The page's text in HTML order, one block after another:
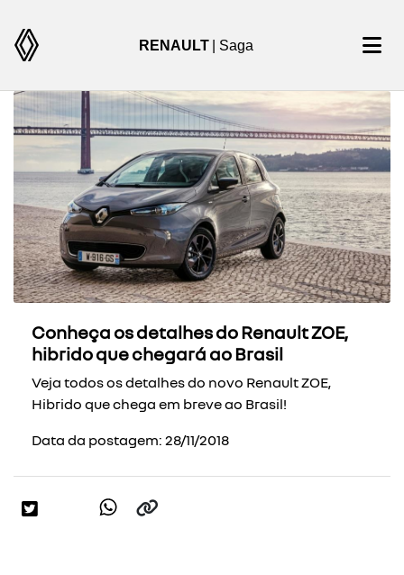
RENAULT | Saga
Conheça os detalhes do Renault ZOE,
hibrido que chegará ao Brasil
Veja todos os detalhes do novo Renault ZOE,
Hibrido que chega em breve ao Brasil!
Data da postagem: 28/11/2018